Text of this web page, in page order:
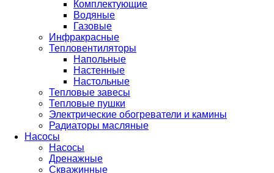
Комплектующие
Водяные
Газовые
Инфракрасные
Тепловентиляторы
Напольные
Настенные
Настольные
Тепловые завесы
Тепловые пушки
Электрические обогреватели и камины
Радиаторы масляные
Насосы
Насосы
Дренажные
Скважинные